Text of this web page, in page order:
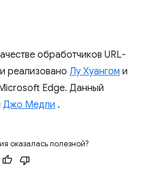
обработчиков URL-
реализовано Лу Хуангом и
Edge. Данный
Джо Медли .
оказалась полезной?